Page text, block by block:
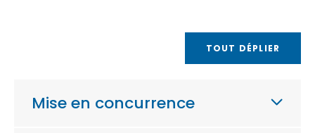
TOUT DÉPLIER
Mise en concurrence